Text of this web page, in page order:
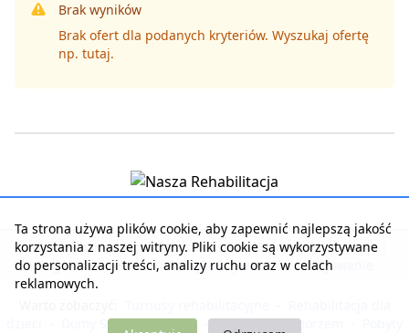
Brak wyników
Brak ofert dla podanych kryteriów. Wyszukaj ofertę
np. tutaj.
Strona główna | Kontakt z serwisem | Reklama w serwisie
Regulamin serwisu | Polityka prywatności | Logowanie
Domy Seniora i Opieki - Noclegi nad morzem
Ta strona używa plików cookie, aby zapewnić najlepszą jakość
korzystania z naszej witryny. Pliki cookie są wykorzystywane
do personalizacji treści, analizy ruchu oraz w celach
reklamowych.